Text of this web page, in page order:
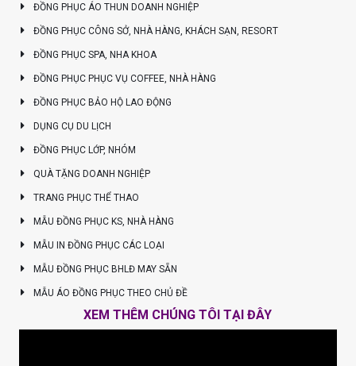
ĐỒNG PHỤC ÁO THUN DOANH NGHIỆP
ĐỒNG PHỤC CÔNG SỞ, NHÀ HÀNG, KHÁCH SẠN, RESORT
ĐỒNG PHỤC SPA, NHA KHOA
ĐỒNG PHỤC PHỤC VỤ COFFEE, NHÀ HÀNG
ĐỒNG PHỤC BẢO HỘ LAO ĐỘNG
DỤNG CỤ DU LỊCH
ĐỒNG PHỤC LỚP, NHÓM
QUÀ TẶNG DOANH NGHIỆP
TRANG PHỤC THỂ THAO
MẪU ĐỒNG PHỤC KS, NHÀ HÀNG
MẪU IN ĐỒNG PHỤC CÁC LOẠI
MẪU ĐỒNG PHỤC BHLĐ MAY SẴN
MẪU ÁO ĐỒNG PHỤC THEO CHỦ ĐỀ
XEM THÊM CHÚNG TÔI TẠI ĐÂY